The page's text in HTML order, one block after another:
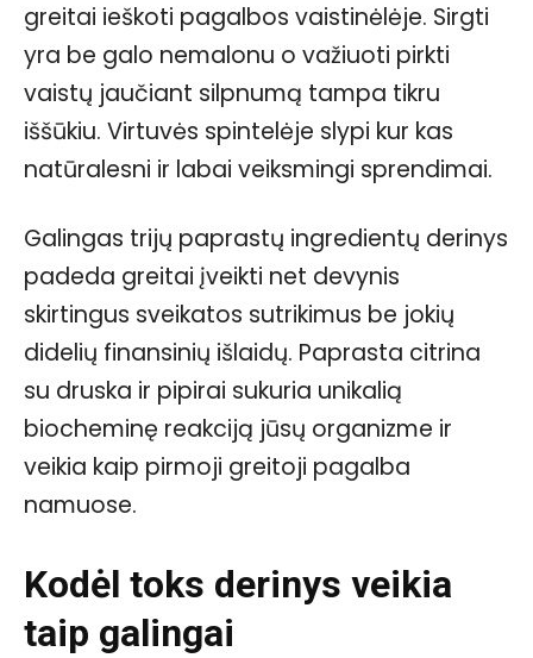
greitai ieškoti pagalbos vaistinėlėje. Sirgti
yra be galo nemalonu o važiuoti pirkti
vaistų jaučiant silpnumą tampa tikru
iššūkiu. Virtuvės spintelėje slypi kur kas
natūralesni ir labai veiksmingi sprendimai.
Galingas trijų paprastų ingredientų derinys
padeda greitai įveikti net devynis
skirtingus sveikatos sutrikimus be jokių
didelių finansinių išlaidų. Paprasta citrina
su druska ir pipirai sukuria unikalią
biocheminę reakciją jūsų organizme ir
veikia kaip pirmoji greitoji pagalba
namuose.
Kodėl toks derinys veikia
taip galingai